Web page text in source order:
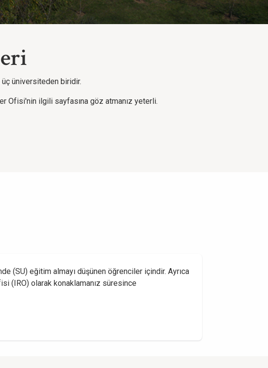
üç üniversiteden biridir.
Ofisi'nin ilgili sayfasına göz atmanız yeterli.
(SU) eğitim almayı düşünen öğrenciler içindir. Ayrıca
(IRO) olarak konaklamanız süresince